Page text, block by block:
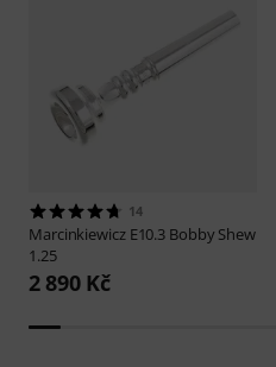
14
Marcinkiewicz E10.3 Bobby Shew
1.25
2 890 Kč